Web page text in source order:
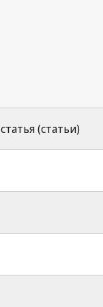
статья (статьи)